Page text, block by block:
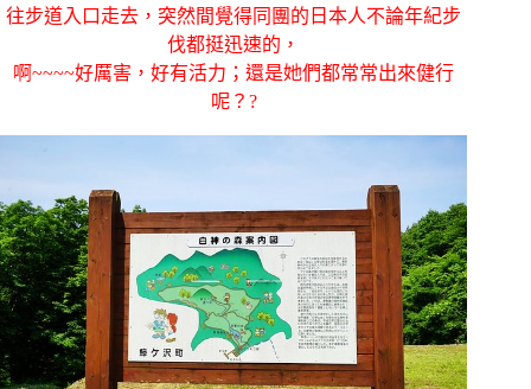
往步道入口走去，突然間覺得同團的日本人不論年紀步
伐都挺迅速的，
啊~~~~好厲害，好有活力；還是她們都常常出來健行
呢？?